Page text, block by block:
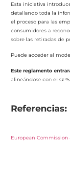
Esta iniciativa
detallando toda la
el proceso para las
consumidores a
sobre las retiradas de
Puede acceder al
Este reglamento
alineándose con el
Referencias:
European